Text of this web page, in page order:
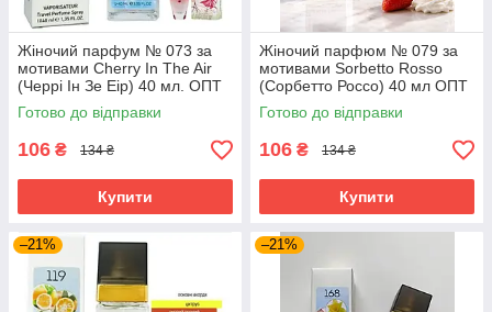
Жіночий парфум № 073 за
мотивами Cherry In The Air
(Черрі Ін Зе Еір) 40 мл. ОПТ
Готово до відправки
106 ₴ 134 ₴
Купити
Жіночий парфюм № 079 за
мотивами Sorbetto Rosso
(Сорбетто Россо) 40 мл ОПТ
Готово до відправки
106 ₴ 134 ₴
Купити
–21% –21%